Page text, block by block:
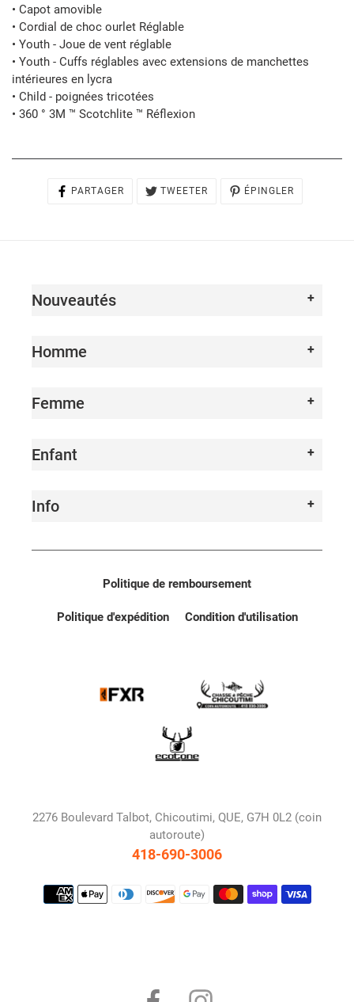
• Capot amovible
• Cordial de choc ourlet Réglable
• Youth - Joue de vent réglable
• Youth - Cuffs réglables avec extensions de manchettes
intérieures en lycra
• Child - poignées tricotées
• 360 ° 3M ™ Scotchlite ™ Réflexion
PARTAGER
PARTAGER
TWEETER
TWEETER
ÉPINGLER
ÉPINGLER
Nouveautés
Homme
Femme
Enfant
Info
Politique de remboursement
Politique d'expédition Condition d'utilisation
2276 Boulevard Talbot, Chicoutimi, QUE, G7H 0L2 (coin
autoroute)
418-690-3006
Moyens
de
FacebookInstagram